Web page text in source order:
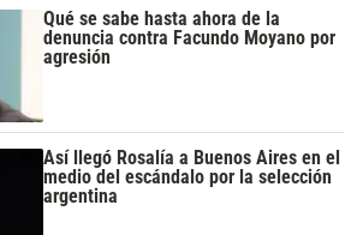
Qué se sabe hasta ahora de la
denuncia contra Facundo Moyano por
agresión
Así llegó Rosalía a Buenos Aires en el
medio del escándalo por la selección
argentina